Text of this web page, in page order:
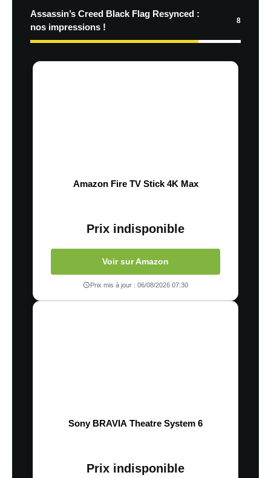
Assassin’s Creed Black Flag Resynced :
nos impressions !
8
Amazon Fire TV Stick 4K Max
Prix indisponible
Voir sur Amazon
Prix mis à jour : 06/08/2026 07:30
Sony BRAVIA Theatre System 6
Prix indisponible